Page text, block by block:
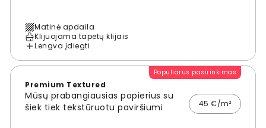
Matinė apdaila
Klijuojama tapetų klijais
Lengva įdiegti
Populiarus pasirinkimas
Premium Textured
Mūsų prabangiausias popierius su
šiek tiek tekstūruotu paviršiumi
45 €/m²